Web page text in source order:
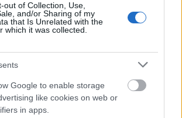
out of Collection, Use,
and/or Sharing of my
that Is Unrelated with the
which it was collected.
Google to enable storage
like cookies on web or
in apps.
a zenedráma fogalmai
szövegkönyv bőbeszédűsége és
nem könnyíti meg a
megszólalások túlnyomó többsége
egyfelvonásosában nem más, mint
platók felett kiritmizált, gyakran
hangközlépésekben mozgó
accompagnato"). Ez olykor
álló recitálássá